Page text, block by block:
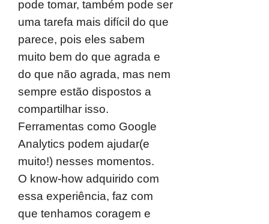
pode tomar, também pode ser
uma tarefa mais difícil do que
parece, pois eles sabem
muito bem do que agrada e
do que não agrada, mas nem
sempre estão dispostos a
compartilhar isso.
Ferramentas como Google
Analytics podem ajudar(e
muito!) nesses momentos.
O know-how adquirido com
essa experiência, faz com
que tenhamos coragem e